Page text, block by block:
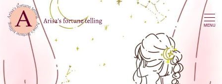
MENU